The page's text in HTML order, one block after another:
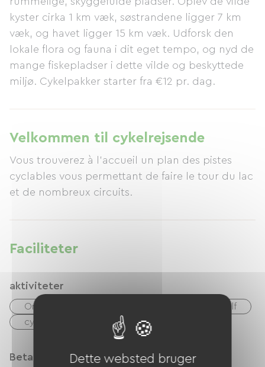
kyster cirka 1 km væk, søstrandene ligger 7 km
væk, og havet ligger 15 km væk. Udforsk den
lokale flora og fauna i dit eget tempo, og nyd de
mange fiskepladser i dette vilde og beskyttede
miljø. Cykelpakker starter fra €12 pr. dag.
Velkommen til cykelrejsende
Vous trouverez à l'accueil un plan des pistes
cyclables vous permettant de faire le tour du lac
et de nombreux circuits.
Faciliteter
aktiviteter
Ons
Golf
cykel
Voie Verte
BetalingsmåderDette websted bruger